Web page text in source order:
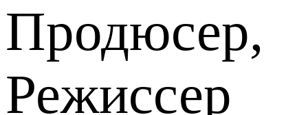
Продюсер,
Режиссер